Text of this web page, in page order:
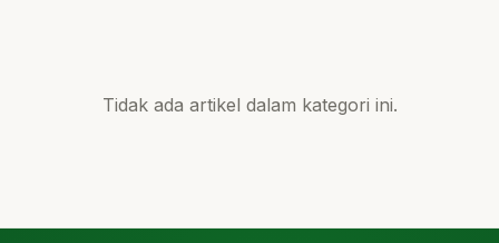
Tidak ada artikel dalam kategori ini.